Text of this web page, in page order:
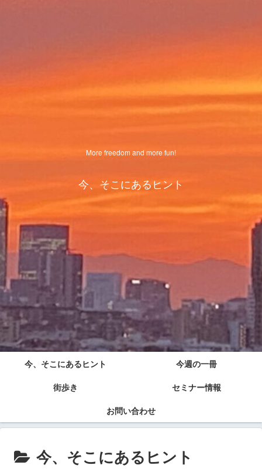
More freedom and more fun!
今、そこにあるヒント
今、そこにあるヒント
今週の一冊
街歩き
セミナー情報
お問い合わせ
今、そこにあるヒント